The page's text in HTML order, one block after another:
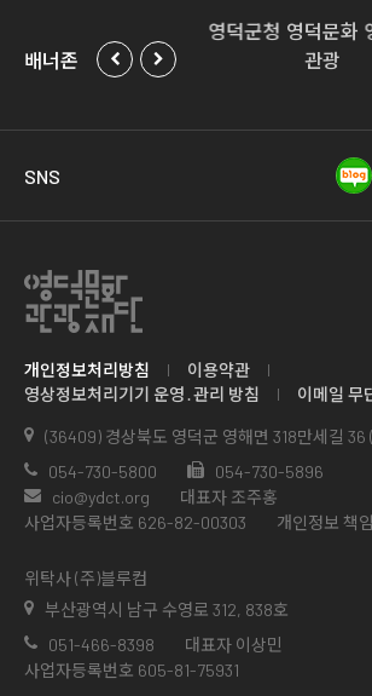
배너존육발전위
영덕군청 영덕문화
관광
SNS
개인정보처리방침
이용약관
영상정보처리기기 운영․관리 방침
이메일 무
(36409) 경상북도 영덕군 영해면 318만세길 36
054-730-5800
054-730-5896
cio@ydct.org
대표자 조주홍
사업자등록번호 626-82-00303
개인정보 책
위탁사 (주)블루컴
부산광역시 남구 수영로 312, 838호
051-466-8398
대표자 이상민
사업자등록번호 605-81-75931